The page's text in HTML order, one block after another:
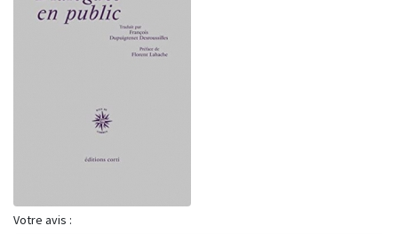
Votre avis :